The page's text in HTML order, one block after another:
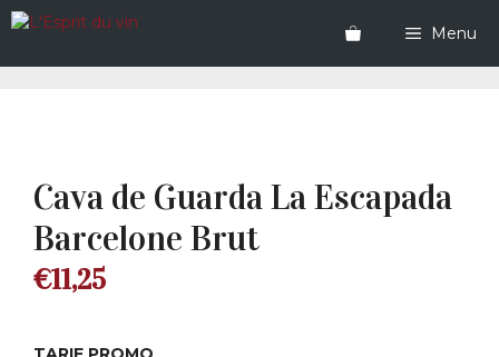
Aller
au
Menu
Cava de Guarda La Escapada
Barcelone Brut
€11,25